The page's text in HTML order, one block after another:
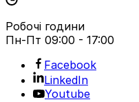
Робочі години
Пн-Пт 09:00 - 17:00
Facebook
LinkedIn
Youtube